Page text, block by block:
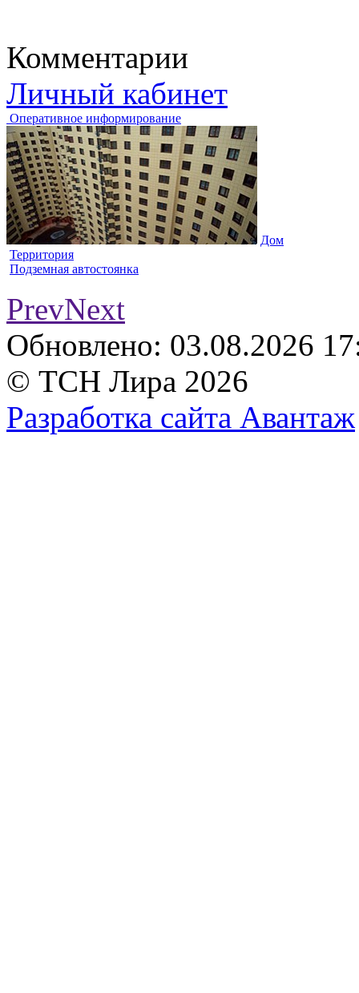
Комментарии
Личный кабинет
Оперативное информирование
Дом
Территория
Подземная автостоянка
PrevNext
Обновлено: 03.08.2026
© ТСН Лира 2026
Разработка сайта Авантаж